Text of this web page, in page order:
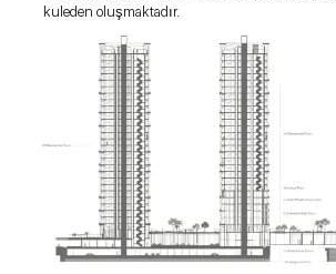
UYGUN MALIYETLI GELIŞTIRME
YÜKSEK GETIRI POTANSIYELI
2,2 MILYONDAN FAZLA TURIST
STRATEJIK KONUM
ULUSLARARASI 5 YILDIZLI MARKA
YÖNETIMI
GELIR POTANSIYELI
MARKALI REZIDANS AVANTAJI
kuleden oluşmaktadır.